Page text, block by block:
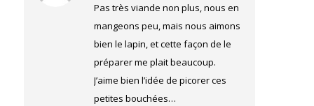
Pas très viande non plus, nous en
mangeons peu, mais nous aimons
bien le lapin, et cette façon de le
préparer me plait beaucoup.
J’aime bien l’idée de picorer ces
petites bouchées…